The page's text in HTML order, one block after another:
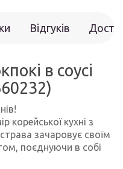
Відгуків
в соусі
корейської кухні з
зачаровує своїм
поєднуючи в собі